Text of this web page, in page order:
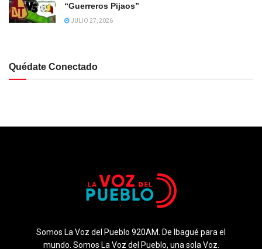
“Guerreros Pijaos”
JULIO 27, 2026
Quédate Conectado
Somos La Voz del Pueblo 920AM. De Ibagué para el
mundo. Somos La Voz del Pueblo, una sola Voz.